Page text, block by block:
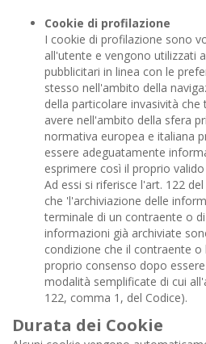
Cookie di profilazione
I cookie di profilazione sono
all'utente e vengono utilizzati
pubblicitari in linea con le
stesso nell'ambito della
della particolare invasività
avere nell'ambito della sfera
normativa europea e italiana
essere adeguatamente
esprimere così il proprio
Ad essi si riferisce l'art. 122
che 'l'archiviazione delle
terminale di un contraente o
informazioni già archiviate
condizione che il contraente
proprio consenso dopo
modalità semplificate di cui
122, comma 1, del Codice).
Durata dei Cookie